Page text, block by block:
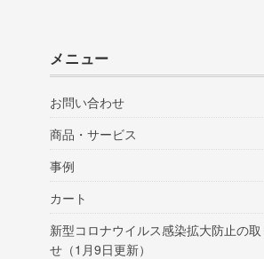
メニュー
お問い合わせ
商品・サービス
事例
カート
新型コロナウイルス感染拡大防止の
せ（1月9日更新）